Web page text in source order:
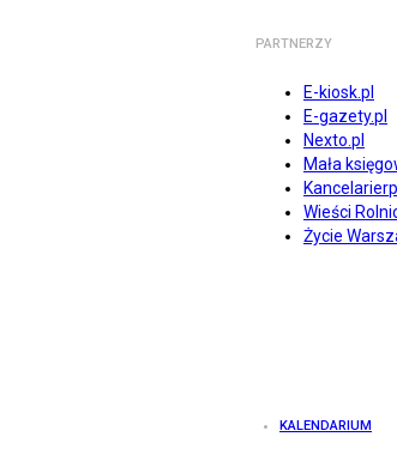
PARTNERZY
E-kiosk.pl
E-gazety.pl
Nexto.pl
Mała
Wieści
Życie
KALENDARIUM